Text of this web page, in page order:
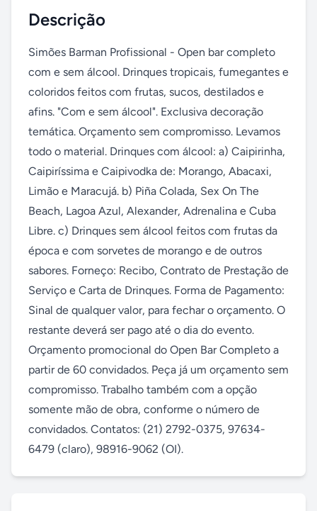
Descrição
Simões Barman Profissional - Open bar completo
com e sem álcool. Drinques tropicais, fumegantes e
coloridos feitos com frutas, sucos, destilados e
afins. "Com e sem álcool". Exclusiva decoração
temática. Orçamento sem compromisso. Levamos
todo o material. Drinques com álcool: a) Caipirinha,
Caipiríssima e Caipivodka de: Morango, Abacaxi,
Limão e Maracujá. b) Piña Colada, Sex On The
Beach, Lagoa Azul, Alexander, Adrenalina e Cuba
Libre. c) Drinques sem álcool feitos com frutas da
época e com sorvetes de morango e de outros
sabores. Forneço: Recibo, Contrato de Prestação de
Serviço e Carta de Drinques. Forma de Pagamento:
Sinal de qualquer valor, para fechar o orçamento. O
restante deverá ser pago até o dia do evento.
Orçamento promocional do Open Bar Completo a
partir de 60 convidados. Peça já um orçamento sem
compromisso. Trabalho também com a opção
somente mão de obra, conforme o número de
convidados. Contatos: (21) 2792-0375, 97634-
6479 (claro), 98916-9062 (OI).